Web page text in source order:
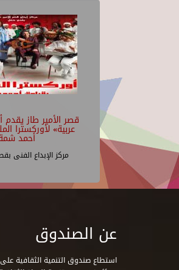
قصر الأمير طاز
عربية» لأوركسترا
أحمد
مركز الإبداع الفنى
عن الصندوق